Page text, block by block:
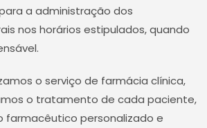
a administração dos
nos horários estipulados, quando
o serviço de farmácia clínica,
o tratamento de cada paciente,
farmacêutico personalizado e